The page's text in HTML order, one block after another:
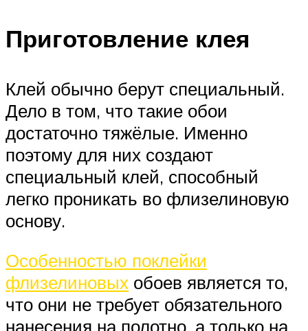
Приготовление клея
Клей обычно берут специальный.
Дело в том, что такие обои
достаточно тяжёлые. Именно
поэтому для них создают
специальный клей, способный
легко проникать во флизелиновую
основу.
Особенностью поклейки
флизелиновых обоев является то,
что они не требует обязательного
нанесения на полотно, а только на